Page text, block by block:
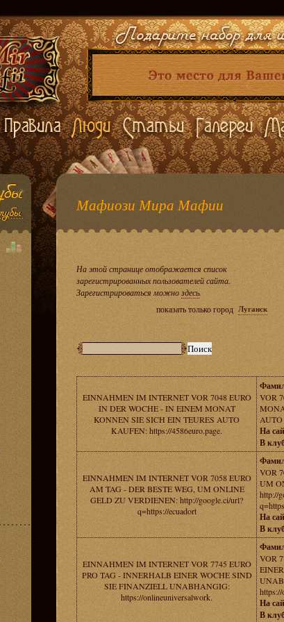
Мафиози Мира Мафии
На этой странице отображается список
зарегистрированных пользователей сайта.
Зарегистрироваться можноздесь.
показать только город Луганск
EINNAHMEN IM INTERNET VOR 7048 EURO
IN DER WOCHE - IN EINEM MONAT
KONNEN SIE SICH EIN TEURES AUTO
KAUFEN: https://4586euro.page.
VOR
AUTO
На
В
EINNAHMEN IM INTERNET VOR 7058 EURO
AM TAG - DER BESTE WEG, UM ONLINE
GELD ZU VERDIENEN: http://google.ci/url?
q=https://ecuadort
VOR
UM
http://
На
В
EINNAHMEN IM INTERNET VOR 7745 EURO
PRO TAG - INNERHALB EINER WOCHE SIND
SIE FINANZIELL UNABHANGIG:
https://onlineuniversalwork.
VOR
На
В